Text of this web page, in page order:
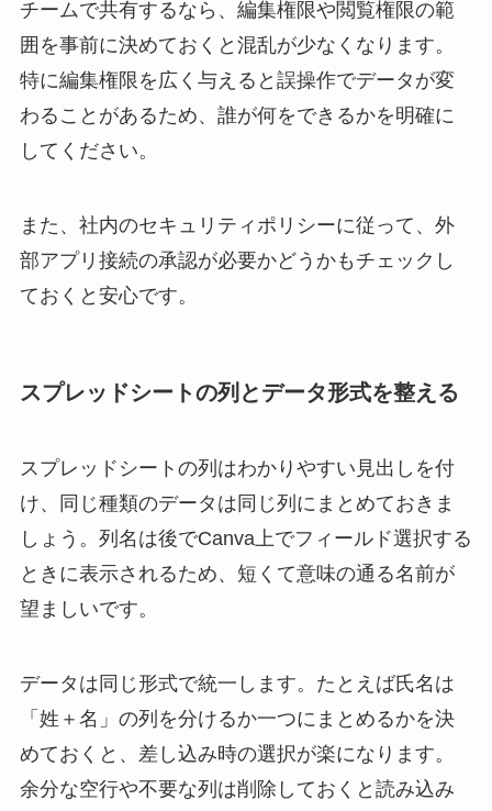
チームで共有するなら、編集権限や閲覧権限の範
囲を事前に決めておくと混乱が少なくなります。
特に編集権限を広く与えると誤操作でデータが変
わることがあるため、誰が何をできるかを明確に
してください。
また、社内のセキュリティポリシーに従って、外
部アプリ接続の承認が必要かどうかもチェックし
ておくと安心です。
スプレッドシートの列とデータ形式を整える
スプレッドシートの列はわかりやすい見出しを付
け、同じ種類のデータは同じ列にまとめておきま
しょう。列名は後でCanva上でフィールド選択する
ときに表示されるため、短くて意味の通る名前が
望ましいです。
データは同じ形式で統一します。たとえば氏名は
「姓＋名」の列を分けるか一つにまとめるかを決
めておくと、差し込み時の選択が楽になります。
余分な空行や不要な列は削除しておくと読み込み